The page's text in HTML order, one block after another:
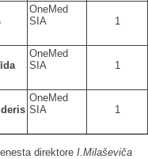
OneMed
SIA
1
OneMed
SIA
1
OneMed
SIA
1
direktore I.Milaševiča